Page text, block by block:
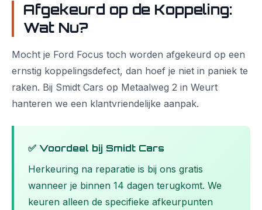
Afgekeurd op de Koppeling:
Wat Nu?
Mocht je Ford Focus toch worden afgekeurd op een
ernstig koppelingsdefect, dan hoef je niet in paniek te
raken. Bij Smidt Cars op Metaalweg 2 in Weurt
hanteren we een klantvriendelijke aanpak.
✅ Voordeel bij Smidt Cars
Herkeuring na reparatie is bij ons gratis
wanneer je binnen 14 dagen terugkomt. We
keuren alleen de specifieke afkeurpunten